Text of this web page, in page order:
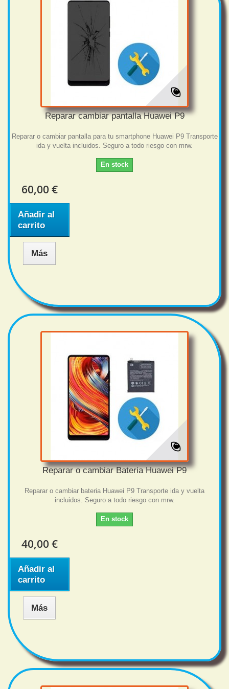
Reparar cambiar pantalla Huawei P9
Reparar o cambiar pantalla para tu smartphone Huawei P9 Transporte
ida y vuelta incluidos. Seguro a todo riesgo con mrw.
En stock
60,00 €
Añadir al
carrito
Más
Reparar o cambiar Bateria Huawei P9
Reparar o cambiar bateria Huawei P9 Transporte ida y vuelta
incluidos. Seguro a todo riesgo con mrw.
En stock
40,00 €
Añadir al
carrito
Más